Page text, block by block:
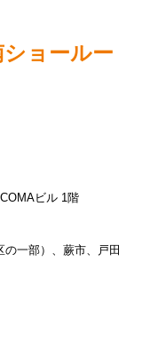
ョールー
ビル 1階
一部）、蕨市、戸田